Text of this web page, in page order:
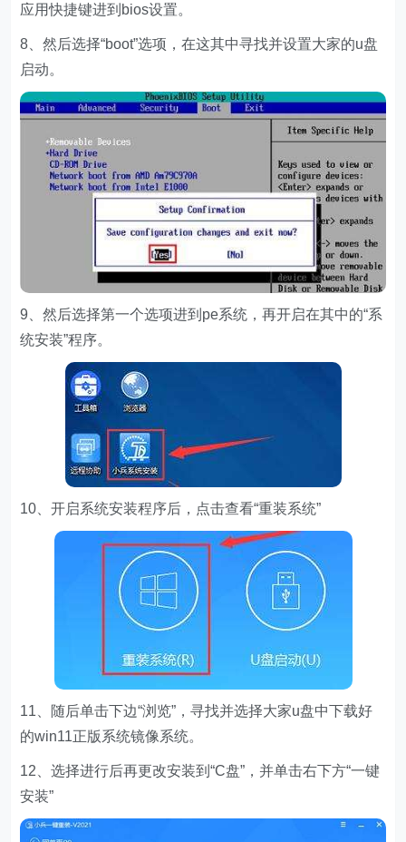
应用快捷键进到bios设置。
8、然后选择“boot”选项，在这其中寻找并设置大家的u盘
启动。
9、然后选择第一个选项进到pe系统，再开启在其中的“系
统安装”程序。
10、开启系统安装程序后，点击查看“重装系统”
11、随后单击下边“浏览”，寻找并选择大家u盘中下载好
的win11正版系统镜像系统。
12、选择进行后再更改安装到“C盘”，并单击右下方“一键
安装”